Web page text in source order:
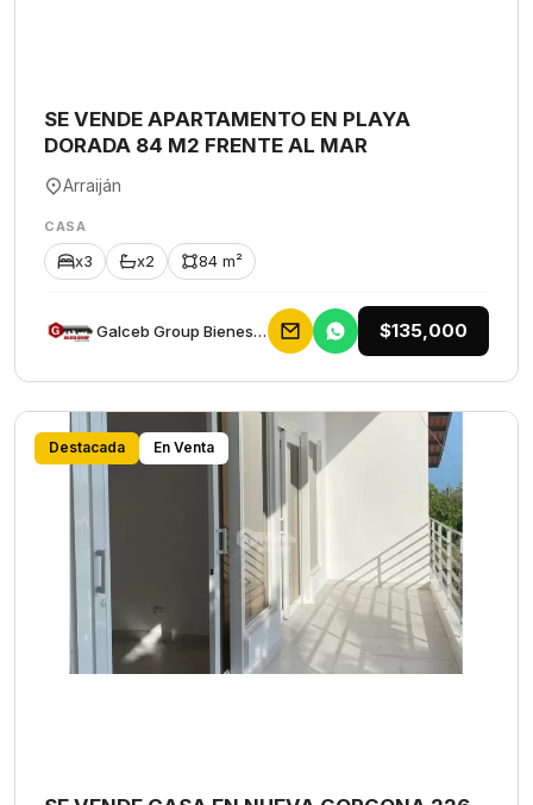
SE VENDE APARTAMENTO EN PLAYA
DORADA 84 M2 FRENTE AL MAR
Arraiján
CASA
x3 x2 84 m²
Galceb Group Bienes Raices $135,000
Destacada En Venta